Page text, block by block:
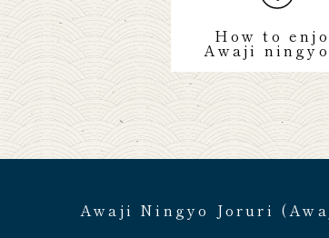
How to
Awaji
Awaji Ningyo Joruri